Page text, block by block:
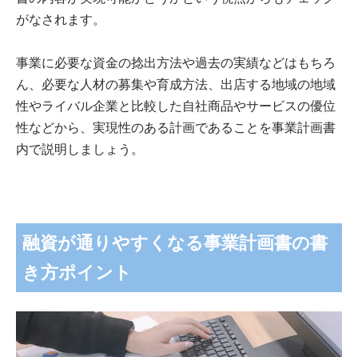
がなされます。
事業に必要な資金の捻出方法や過去の実績などはもちろ
ん、必要な人材の募集や育成方法、出店する地域の地域
性やライバル企業と比較した自社商品やサービスの優位
性などから、実現性のある計画であることを事業計画書
内で説明しましょう。
融資が通りやすくなる事業計画書の書
き方ポイント